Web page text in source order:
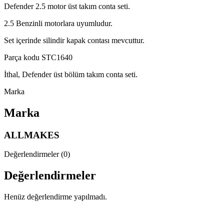
Defender 2.5 motor üst takım conta seti.
2.5 Benzinli motorlara uyumludur.
Set içerinde silindir kapak contası mevcuttur.
Parça kodu STC1640
İthal, Defender üst bölüm takım conta seti.
Marka
Marka
ALLMAKES
Değerlendirmeler (0)
Değerlendirmeler
Henüz değerlendirme yapılmadı.